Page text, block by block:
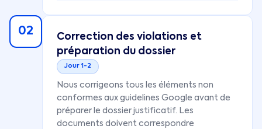
02
Correction des violations et
préparation du dossier
Jour 1-2
Nous corrigeons tous les éléments non
conformes aux guidelines Google avant de
préparer le dossier justificatif. Les
documents doivent correspondre